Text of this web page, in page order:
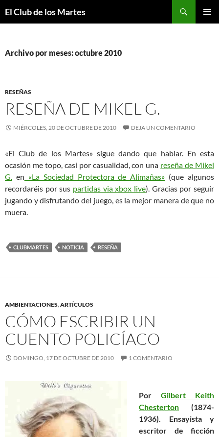
El Club de los Martes
Archivo por meses: octubre 2010
RESEÑAS
RESEÑA DE MIKEL G.
MIÉRCOLES, 20 DE OCTUBRE DE 2010 DEJA UN COMENTARIO
«El Club de los Martes» sigue dando que hablar. En esta
ocasión me topo, casi por casualidad, con una reseña de Mikel
G. en «La Sociedad Protectora de Alimañas» (que algunos
recordaréis por sus partidas via xbox live). Gracias por seguir
jugando y disfrutando del juego, es la mejor manera de que no
muera.
CLUBMARTES NOTICIA RESEÑA
AMBIENTACIONES,ARTÍCULOS
CÓMO ESCRIBIR UN
CUENTO POLICÍACO
DOMINGO, 17 DE OCTUBRE DE 2010 1 COMENTARIO
Por Gilbert Keith
Chesterton (1874-
1936). Ensayista y
escritor de ficción